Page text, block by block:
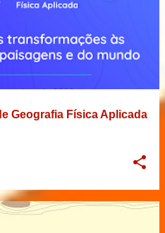
Geografia Física Aplicada